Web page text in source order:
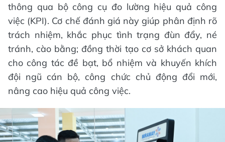
thông qua bộ công cụ đo lường hiệu quả công
việc (KPI). Cơ chế đánh giá này giúp phân định rõ
trách nhiệm, khắc phục tình trạng đùn đẩy, né
tránh, cào bằng; đồng thời tạo cơ sở khách quan
cho công tác đề bạt, bổ nhiệm và khuyến khích
đội ngũ cán bộ, công chức chủ động đổi mới,
nâng cao hiệu quả công việc.